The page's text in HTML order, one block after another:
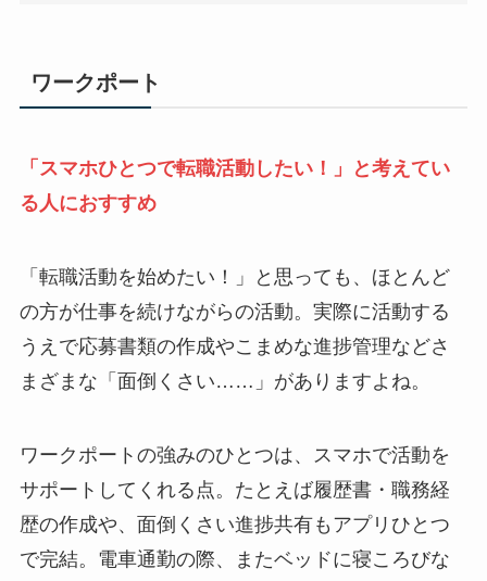
ワークポート
「スマホひとつで転職活動したい！」と考えてい
る人におすすめ
「転職活動を始めたい！」と思っても、ほとんど
の方が仕事を続けながらの活動。実際に活動する
うえで応募書類の作成やこまめな進捗管理などさ
まざまな「面倒くさい……」がありますよね。
ワークポートの強みのひとつは、スマホで活動を
サポートしてくれる点。たとえば履歴書・職務経
歴の作成や、面倒くさい進捗共有もアプリひとつ
で完結。電車通勤の際、またベッドに寝ころびな